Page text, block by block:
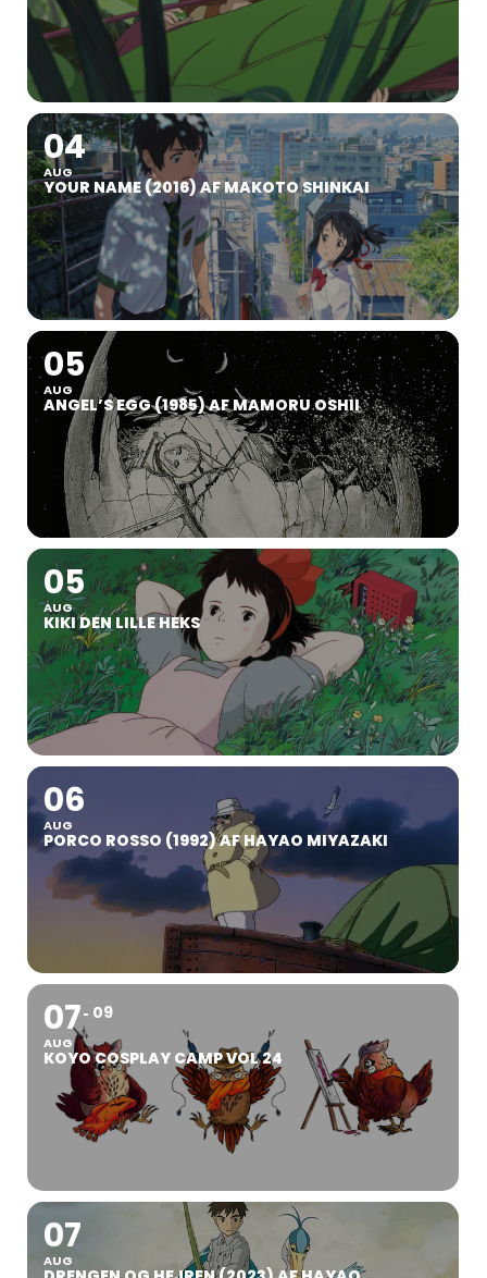
04
AUG
YOUR NAME (2016) AF MAKOTO SHINKAI
05
AUG
ANGEL’S EGG (1985) AF MAMORU OSHII
05
AUG
KIKI DEN LILLE HEKS
06
AUG
PORCO ROSSO (1992) AF HAYAO MIYAZAKI
07
AUG
09
KOYO COSPLAY CAMP VOL 24
07
AUG